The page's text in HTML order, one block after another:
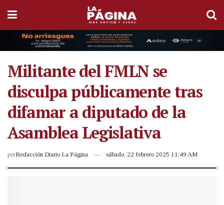
Militante del FMLN se
disculpa públicamente tras
difamar a diputado de la
Asamblea Legislativa
porRedacción Diario La Página sábado, 22 febrero 2025 11:49 AM